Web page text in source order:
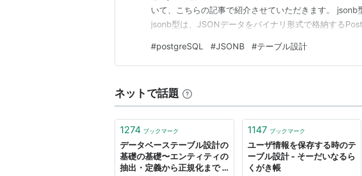
いて、こちらの記事で紹介させていただきます。 jsonb
jsonb型は、JSONデータをバイナリ形式で格納する
ば、ユーザーごとに異なる設定や好みを保存する際、
加せずにデータ…
#postgreSQL #JSONB #テーブル設計
ネットで話題
1274 ブックマーク
データベーステーブル設計の
基礎の基礎〜エンティティの
抽出・定義から正規化まで -
1147 ブックマーク
ユーザ情報を保存する時のテ
ーブル設計 - そーだいなるら
くがき帳